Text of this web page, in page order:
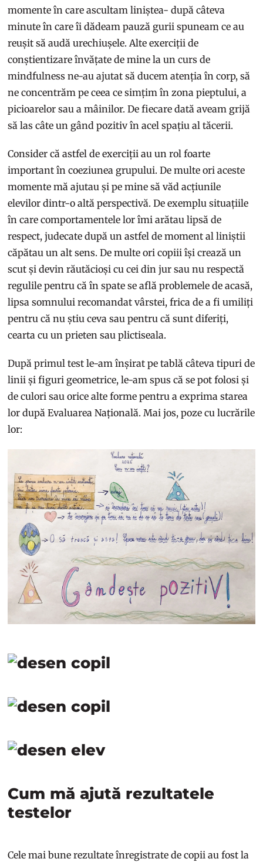
momente în care ascultam liniștea- după câteva
minute în care îi dădeam pauză gurii spuneam ce au
reușit să audă urechiușele. Alte exerciții de
conștientizare învățate de mine la un curs de
mindfulness ne-au ajutat să ducem atenția în corp, să
ne concentrăm pe ceea ce simțim în zona pieptului, a
picioarelor sau a mâinilor. De fiecare dată aveam grijă
să las câte un gând pozitiv în acel spațiu al tăcerii.
Consider că astfel de exerciții au un rol foarte
important în coeziunea grupului. De multe ori aceste
momente mă ajutau și pe mine să văd acțiunile
elevilor dintr-o altă perspectivă. De exemplu situațiile
în care comportamentele lor îmi arătau lipsă de
respect, judecate după un astfel de moment al liniștii
căpătau un alt sens. De multe ori copiii își crează un
scut și devin răutăcioși cu cei din jur sau nu respectă
regulile pentru că în spate se află problemele de acasă,
lipsa somnului recomandat vârstei, frica de a fi umiliți
pentru că nu știu ceva sau pentru că sunt diferiți,
cearta cu un prieten sau plictiseala.
După primul test le-am înșirat pe tablă câteva tipuri de
linii și figuri geometrice, le-am spus că se pot folosi și
de culori sau orice alte forme pentru a exprima starea
lor după Evaluarea Națională. Mai jos, poze cu lucrările
lor:
Cum mă ajută rezultatele
testelor
Cele mai bune rezultate înregistrate de copii au fost la